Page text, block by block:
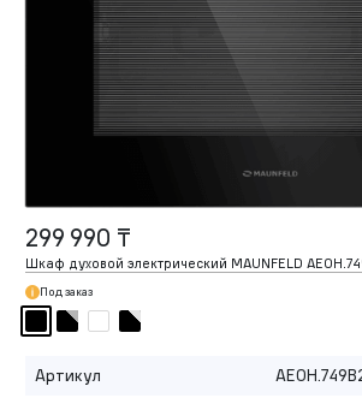
299 990 ₸
Шкаф духовой электрический MAUNFELD
Под заказ
Артикул